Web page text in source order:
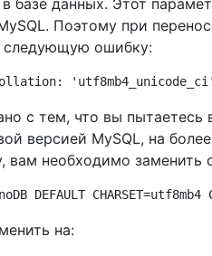
в базе данных. Этот
Поэтому при
следующую ошибку:
'utf8mb4_unicode_ci'
с тем, что вы пытаетесь
версией MySQL, на
вам необходимо
DEFAULT
на: